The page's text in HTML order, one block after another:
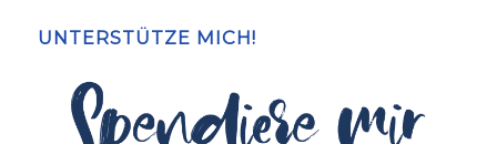
UNTERSTÜTZE MICH!